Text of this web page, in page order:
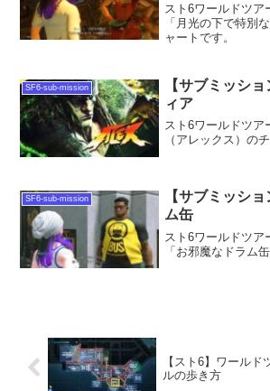
スト6ワールドツア
「月光の下で特別
ャートです。
SF6-sub-mission
【サブミッシ
ィア
スト6ワールドツア
（アレックス）の
SF6-sub-mission
【サブミッシ
ム缶
スト6ワールドツア
「お邪魔なドラム
【スト6】ワール
ルの歩き方